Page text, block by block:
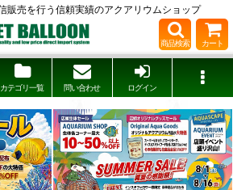
販売を行う信頼実績のアクアリウムショップ
商品検索 カート
カテゴリ一覧 問い合わせ ログイン